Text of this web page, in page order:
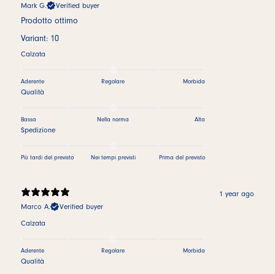
Mark G.
Verified buyer
Prodotto ottimo
Variant: 10
Calzata
Aderente Regolare Morbida
Qualità
Bassa Nella norma Alta
Spedizione
Più tardi del previsto Nei tempi previsti Prima del previsto
1 year ago
Marco A.
Verified buyer
Calzata
Aderente Regolare Morbida
Qualità